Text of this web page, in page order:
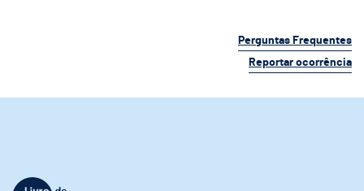
Perguntas Frequentes
Reportar ocorrência